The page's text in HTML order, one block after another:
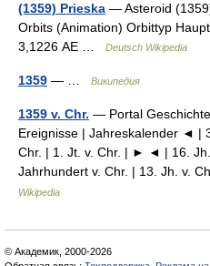
(1359) Prieska — Asteroid
Orbits (Animation) Orbittyp
3,1226 AE …
Deutsch Wikipedia
1359 — … Википедия
1359 v. Chr. — Portal
Ereignisse | Jahreskalender ◄ |
Chr. | 1. Jt. v. Chr. | ► ◄ | 16. Jh.
Jahrhundert v. Chr. | 13. Jh. v.
Wikipedia
© Академик, 2000-2026